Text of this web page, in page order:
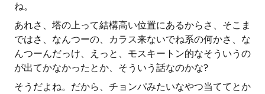
ね。
あれさ、塔の上って結構高い位置にあるからさ、そこま
ではさ、なんつーの、カラス来ないでね系の何かさ、な
んつーんだっけ、えっと、モスキートン的なそういうの
が出てかなかったとか、そういう話なのかな?
そうだよね。だから、チョンパみたいなやつ当ててとか